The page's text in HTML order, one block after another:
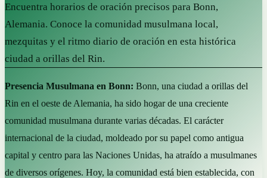
Encuentra horarios de oración precisos para Bonn,
Alemania. Conoce la comunidad musulmana local,
mezquitas y el ritmo diario de oración en esta histórica
ciudad a orillas del Rin.
Presencia Musulmana en Bonn: Bonn, una ciudad a orillas del
Rin en el oeste de Alemania, ha sido hogar de una creciente
comunidad musulmana durante varias décadas. El carácter
internacional de la ciudad, moldeado por su papel como antigua
capital y centro para las Naciones Unidas, ha atraído a musulmanes
de diversos orígenes. Hoy, la comunidad está bien establecida, con